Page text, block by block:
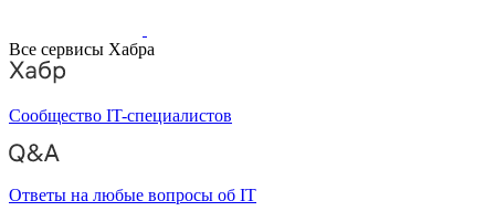
Все сервисы Хабра
Сообщество IT-специалистов
Ответы на любые вопросы об IT